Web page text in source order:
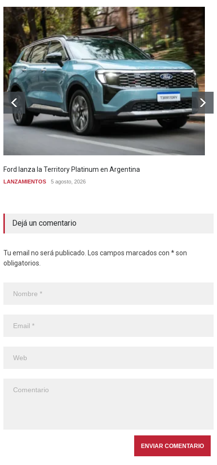
Ford lanza la Territory Platinum en Argentina
LANZAMIENTOS 5 agosto, 2026
Dejá un comentario
Tu email no será publicado. Los campos marcados con * son
obligatorios.